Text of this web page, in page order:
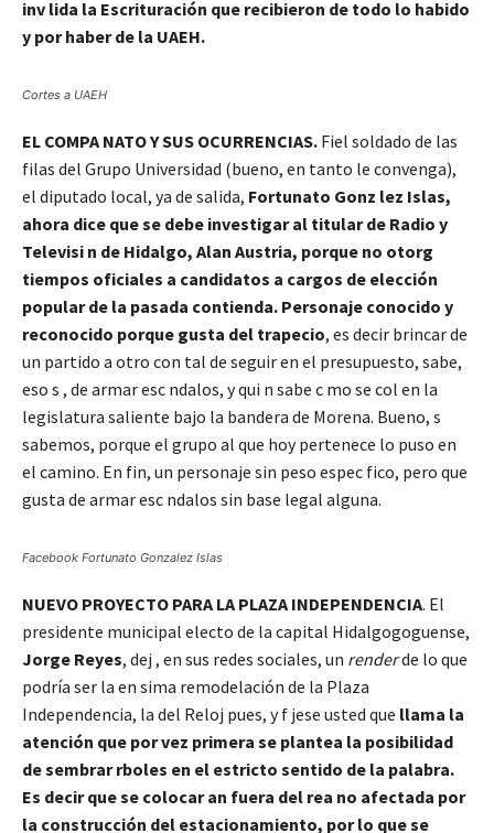
inv lida la Escrituración que recibieron de todo lo habido
y por haber de la UAEH.
Cortes a UAEH
EL COMPA NATO Y SUS OCURRENCIAS. Fiel soldado de las
filas del Grupo Universidad (bueno, en tanto le convenga),
el diputado local, ya de salida, Fortunato Gonz lez Islas,
ahora dice que se debe investigar al titular de Radio y
Televisi n de Hidalgo, Alan Austria, porque no otorg
tiempos oficiales a candidatos a cargos de elección
popular de la pasada contienda. Personaje conocido y
reconocido porque gusta del trapecio, es decir brincar de
un partido a otro con tal de seguir en el presupuesto, sabe,
eso s , de armar esc ndalos, y qui n sabe c mo se col en la
legislatura saliente bajo la bandera de Morena. Bueno, s
sabemos, porque el grupo al que hoy pertenece lo puso en
el camino. En fin, un personaje sin peso espec fico, pero que
gusta de armar esc ndalos sin base legal alguna.
Facebook Fortunato Gonzalez Islas
NUEVO PROYECTO PARA LA PLAZA INDEPENDENCIA. El
presidente municipal electo de la capital Hidalgogoguense,
Jorge Reyes, dej , en sus redes sociales, un renderde lo que
podría ser la en sima remodelación de la Plaza
Independencia, la del Reloj pues, y f jese usted que llama la
atención que por vez primera se plantea la posibilidad
de sembrar rboles en el estricto sentido de la palabra.
Es decir que se colocar an fuera del rea no afectada por
la construcción del estacionamiento, por lo que se